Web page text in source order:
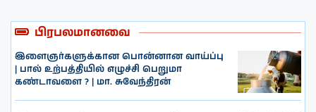
பிரபலமானவை
இளைஞர்களுக்கான பொன்னான வாய்ப்பு
| பால் உற்பத்தியில் எழுச்சி பெறுமா
கண்டாவளை ? | மா. சுவேந்திரன்